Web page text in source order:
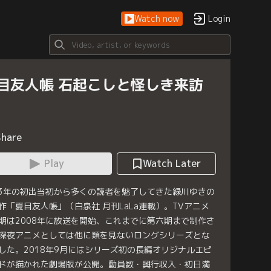
Watch now Login
友人帳 石起こしと怪しき来訪
Play
Watch Later
の初出当初から多くの読者を魅了してきた緑川ゆきの
「夏目友人帳」（白泉社 月刊LaLa連載）。TVアニメ
は2008年に放送を開始、これまでに第六期まで制作さ
夜アニメとしては他に類を見ないロングシリーズとな
た。2018年9月にはシリーズ初の長編オリジナルエピ
が描かれた劇場版が公開。動員数・興行収入・初日満